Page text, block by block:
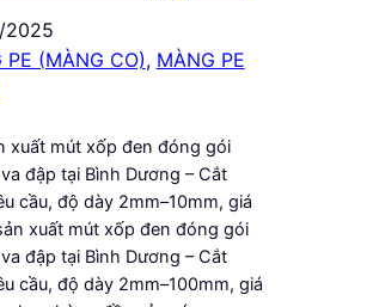
2025
PE (MÀNG CO), MÀNG PE
xuất mút xốp đen đóng gói
đập tại Bình Dương – Cắt
cầu, độ dày 2mm–10mm, giá
xuất mút xốp đen đóng gói
đập tại Bình Dương – Cắt
cầu, độ dày 2mm–100mm, giá